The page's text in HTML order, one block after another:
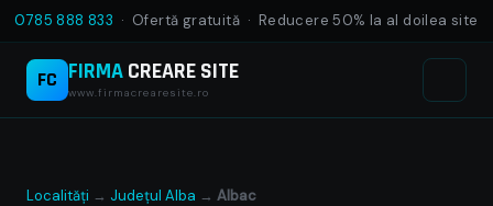
0785 888 833 · Ofertă gratuită · Reducere 50% la al doilea site
FC FIRMACREARE SITE
www.firmacrearesite.ro
Localități → Județul Alba → Albac